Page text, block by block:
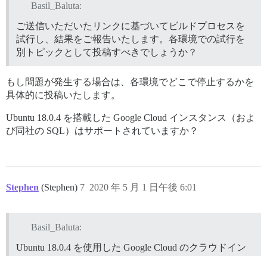
Basil_Baluta:
ご送信いただいたリンクに基づいてビルドプロセスを
試行し、結果をご報告いたします。各環境での試行を
別トピックとして投稿すべきでしょうか？
もし問題が発生する場合は、各環境でどこで停止するかを
具体的に投稿いたします。
Ubuntu 18.0.4 を搭載した Google Cloud インスタンス（およ
び同社の SQL）はサポートされていますか？
Stephen (Stephen) 2020 年 5 月 1 日午後 6:01
7
Basil_Baluta:
Ubuntu 18.0.4 を使用した Google Cloud のクラウドイン